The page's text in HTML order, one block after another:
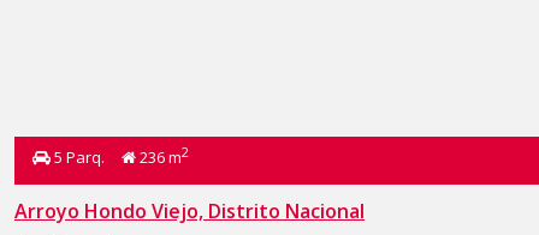
5 Parq. 236 m2
Arroyo Hondo Viejo, Distrito Nacional